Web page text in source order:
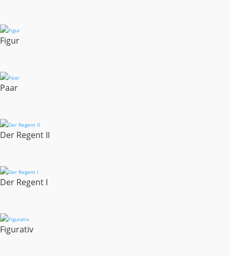
Figur
Paar
Der Regent II
Der Regent I
Figurativ